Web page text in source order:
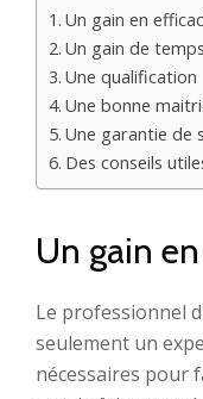
Un gain en
Un gain de temps
Une qualification
Une bonne
Une garantie de
Des conseils
Un gain
Le professionnel
seulement un
nécessaires pour